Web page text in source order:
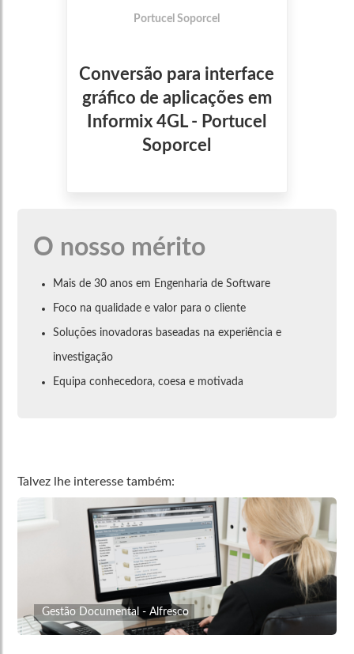
Portucel Soporcel
Conversão para interface
gráfico de aplicações em
Informix 4GL - Portucel
Soporcel
O nosso mérito
Mais de 30 anos em Engenharia de Software
Foco na qualidade e valor para o cliente
Soluções inovadoras baseadas na experiência e
investigação
Equipa conhecedora, coesa e motivada
Talvez lhe interesse também:
Gestão Documental - Alfresco